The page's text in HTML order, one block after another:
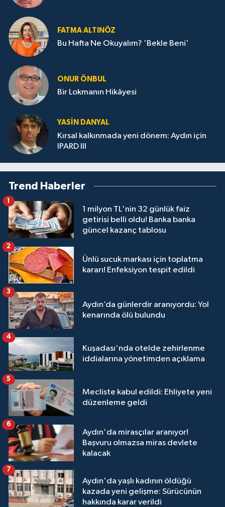
FATMA ALTINÖZ
Bu Hafta Ne Okuyalım? 'Bekle Beni'
ONUR ÖNBUL
Bir Lokmanın Hikâyesi
YASIN DANYAL
Kırsal kalkınmada yeni dönem: Aydın için
IPARD III
Trend Haberler
1 milyon TL'nin 32 günlük faiz
getirisi belli oldu! Banka banka
güncel kazanç tablosu
1
Ünlü sucuk markası için toplatma
kararı! Enfeksiyon tespit edildi
2
Aydın’da günlerdir aranıyordu: Yol
kenarında ölü bulundu
3
Kuşadası'nda otelde zehirlenme
iddialarına yönetimden açıklama
4
Mecliste kabul edildi: Ehliyete yeni
düzenleme geldi
5
Aydın'da mirasçılar aranıyor!
Başvuru olmazsa miras devlete
kalacak
6
Aydın'da yaşlı kadının öldüğü
kazada yeni gelişme: Sürücünün
hakkında karar verildi
7